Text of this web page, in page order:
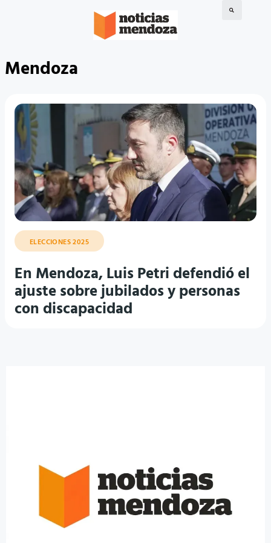
Mendoza
ELECCIONES 2025
En Mendoza, Luis Petri defendió el
ajuste sobre jubilados y personas
con discapacidad